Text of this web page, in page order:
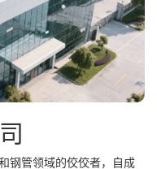
钢管领域的佼佼者，自成